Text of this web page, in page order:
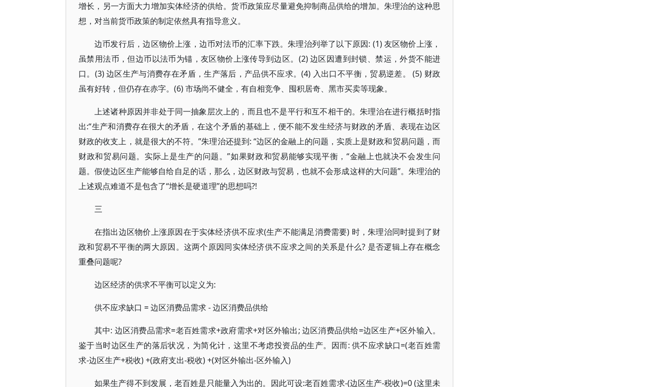
增长，另一方面大力增加实体经济的供给。货币政策应尽量避免抑制商品供给的增加。朱理治的这种思
想，对当前货币政策的制定依然具有指导意义。
边币发行后，边区物价上涨，边币对法币的汇率下跌。朱理治列举了以下原因: (1) 友区物价上涨，
虽禁用法币，但边币以法币为锚，友区物价上涨传导到边区。(2) 边区因遭到封锁、禁运，外货不能进
口。(3) 边区生产与消费存在矛盾，生产落后，产品供不应求。(4) 入出口不平衡，贸易逆差。 (5) 财政
虽有好转，但仍存在赤字。(6) 市场尚不健全，有自相竞争、囤积居奇、黑市买卖等现象。
上述诸种原因并非处于同一抽象层次上的，而且也不是平行和互不相干的。朱理治在进行概括时指
出:“生产和消费存在很大的矛盾，在这个矛盾的基础上，便不能不发生经济与财政的矛盾、表现在边区
财政的收支上，就是很大的不符。”朱理治还提到: “边区的金融上的问题，实质上是财政和贸易问题，而
财政和贸易问题。实际上是生产的问题。”如果财政和贸易能够实现平衡，“金融上也就决不会发生问
题。假使边区生产能够自给自足的话，那么，边区财政与贸易，也就不会形成这样的大问题”。朱理治的
上述观点难道不是包含了“增长是硬道理”的思想吗?!
三
在指出边区物价上涨原因在于实体经济供不应求(生产不能满足消费需要) 时，朱理治同时提到了财
政和贸易不平衡的两大原因。这两个原因同实体经济供不应求之间的关系是什么? 是否逻辑上存在概念
重叠问题呢?
边区经济的供求不平衡可以定义为:
供不应求缺口 = 边区消费品需求 - 边区消费品供给
其中: 边区消费品需求=老百姓需求+政府需求+对区外输出; 边区消费品供给=边区生产+区外输入。
鉴于当时边区生产的落后状况，为简化计，这里不考虑投资品的生产。因而: 供不应求缺口=(老百姓需
求-边区生产+税收) +(政府支出-税收) +(对区外输出-区外输入)
如果生产得不到发展，老百姓是只能量入为出的。因此可设:老百姓需求-(边区生产-税收)=0 (这里未